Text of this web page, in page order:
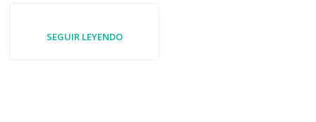
SEGUIR LEYENDO